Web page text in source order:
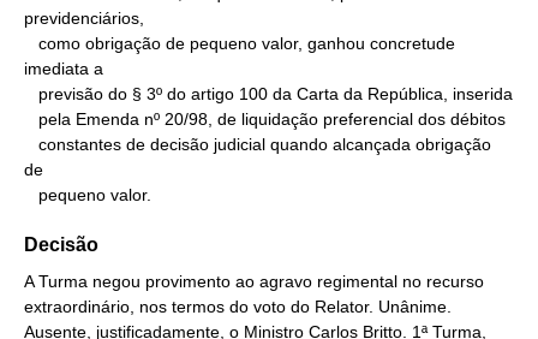
previdenciários,
imediata a
de
   pequeno valor.
Decisão
A Turma negou provimento ao agravo regimental no recurso
extraordinário, nos termos do voto do Relator. Unânime.
Ausente, justificadamente, o Ministro Carlos Britto. 1ª Turma,